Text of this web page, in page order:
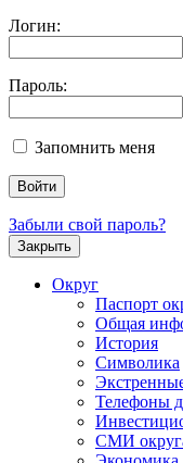
Логин:
Пароль:
Запомнить меня
Забыли свой пароль?
Закрыть
Округ
Паспорт
Общая
История
Символика
Телефоны
СМИ